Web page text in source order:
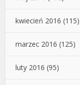
kwiecień 2016 (115)
marzec 2016 (125)
luty 2016 (95)